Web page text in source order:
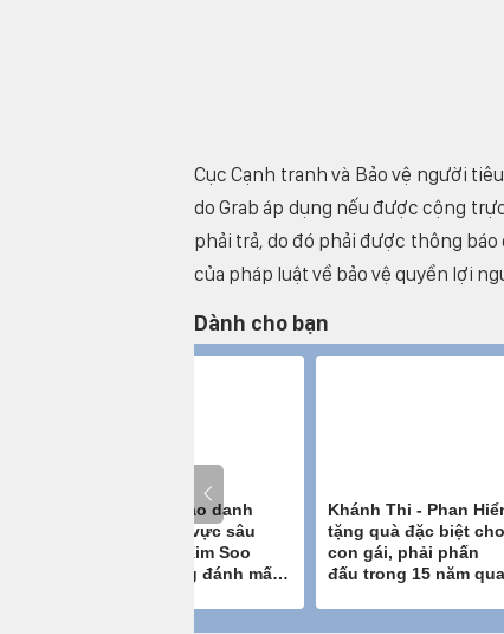
Cục Cạnh tranh và Bảo vệ người
do Grab áp dụng nếu được cộng
phải trả, do đó phải được thông
của pháp luật về bảo vệ quyền lợi
Dành cho bạn